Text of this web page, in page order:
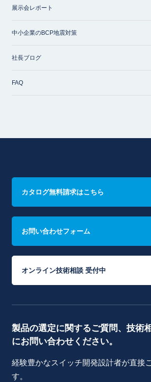
展示会レポート
中小企業のBCP地震対策
社長ブログ
FAQ
カタログ無料請求はこちら
お問い合わせフォーム
オンライン技術相談 受付中
製品の選定に関するご質問、技術
にお問い合わせください。
経験豊かなスイッチ開発設計者が直接
す。